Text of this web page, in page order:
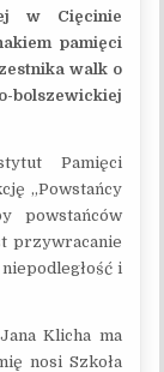
w Cięcinie
pamięci
walk o
bolszewickiej
Pamięci
„Powstańcy
powstańców
przywracanie
i
Klicha ma
nosi Szkoła